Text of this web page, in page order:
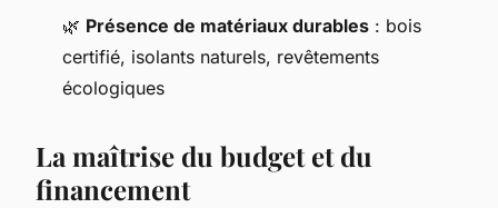
🌿 Présence de matériaux durables : bois
certifié, isolants naturels, revêtements
écologiques
La maîtrise du budget et du
financement